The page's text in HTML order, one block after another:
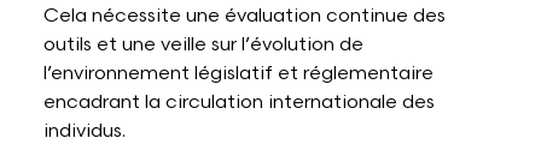
Cela nécessite une évaluation continue des
outils et une veille sur l’évolution de
l’environnement législatif et réglementaire
encadrant la circulation internationale des
individus.